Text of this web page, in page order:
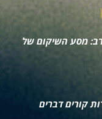
מסע השיקום של
קורים דברים